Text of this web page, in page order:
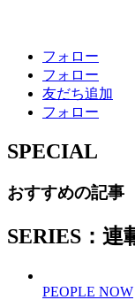
フォロー
フォロー
友だち追加
フォロー
SPECIAL
おすすめの記事
SERIES：連
PEOPLE NOW